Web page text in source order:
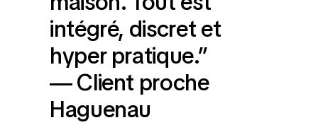
intégré, discret et
hyper pratique.”
— Client proche
Haguenau